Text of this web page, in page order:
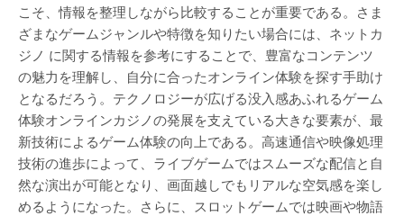
こそ、情報を整理しながら比較することが重要である。さま
ざまなゲームジャンルや特徴を知りたい場合には、ネットカ
ジノ に関する情報を参考にすることで、豊富なコンテンツ
の魅力を理解し、自分に合ったオンライン体験を探す手助け
となるだろう。テクノロジーが広げる没入感あふれるゲーム
体験オンラインカジノの発展を支えている大きな要素が、最
新技術によるゲーム体験の向上である。高速通信や映像処理
技術の進歩によって、ライブゲームではスムーズな配信と自
然な演出が可能となり、画面越しでもリアルな空気感を楽し
めるようになった。さらに、スロットゲームでは映画や物語